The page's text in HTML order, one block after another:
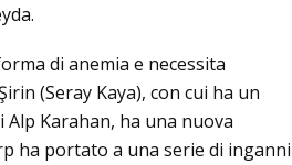
di anemia e necessita
(Seray Kaya), con cui ha un
Karahan, ha una nuova
ha portato a una serie di inganni